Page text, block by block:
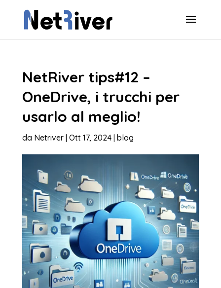
NetRiver tips#12 –
OneDrive, i trucchi per
usarlo al meglio!
da Netriver| Ott 17, 2024| blog